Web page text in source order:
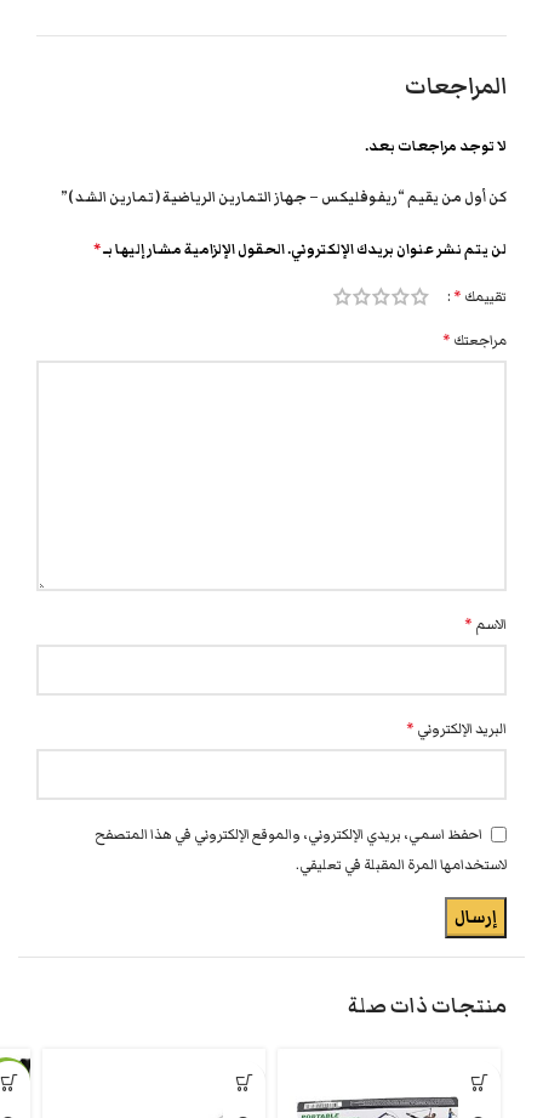
المراجعات
لا توجد مراجعات بعد.
كن أول من يقيم “ريفوفليكس – جهاز التمارين الرياضية ( تمارين الشد )”
لن يتم نشر عنوان بريدك الإلكتروني.الحقول الإلزامية مشار إليها بـ*
تقييمك *
مراجعتك *
الاسم *
البريد الإلكتروني *
احفظ اسمي، بريدي الإلكتروني، والموقع الإلكتروني في هذا المتصفح
لاستخدامها المرة المقبلة في تعليقي.
منتجات ذات صلة